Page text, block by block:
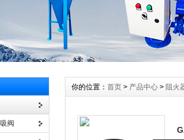
阀
你的位置： 首页 > 产品中心 > 阻火